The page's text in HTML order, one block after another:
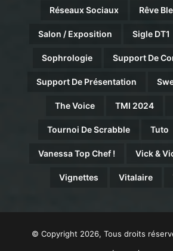
Réseaux Sociaux Rêve
Salon / Exposition Sigle DT1
Sophrologie Support De
Support De Présentation
The Voice TMI 2024
Tournoi De Scrabble Tuto
Vanessa Top Chef ! Vick &
Vignettes Vitalaire
© Copyright 2026, Tous droits